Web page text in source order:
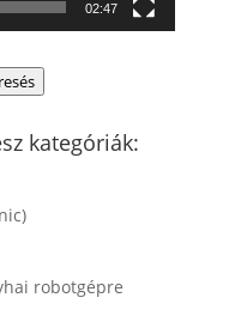
02:47
kategóriák:
robotgépre